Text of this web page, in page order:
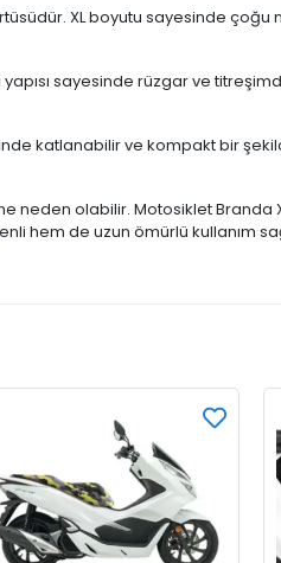
XL boyutu sayesinde
sayesinde rüzgar ve
katlanabilir ve kompakt bir
olabilir. Motosiklet Branda XL
hem de uzun ömürlü kullanım